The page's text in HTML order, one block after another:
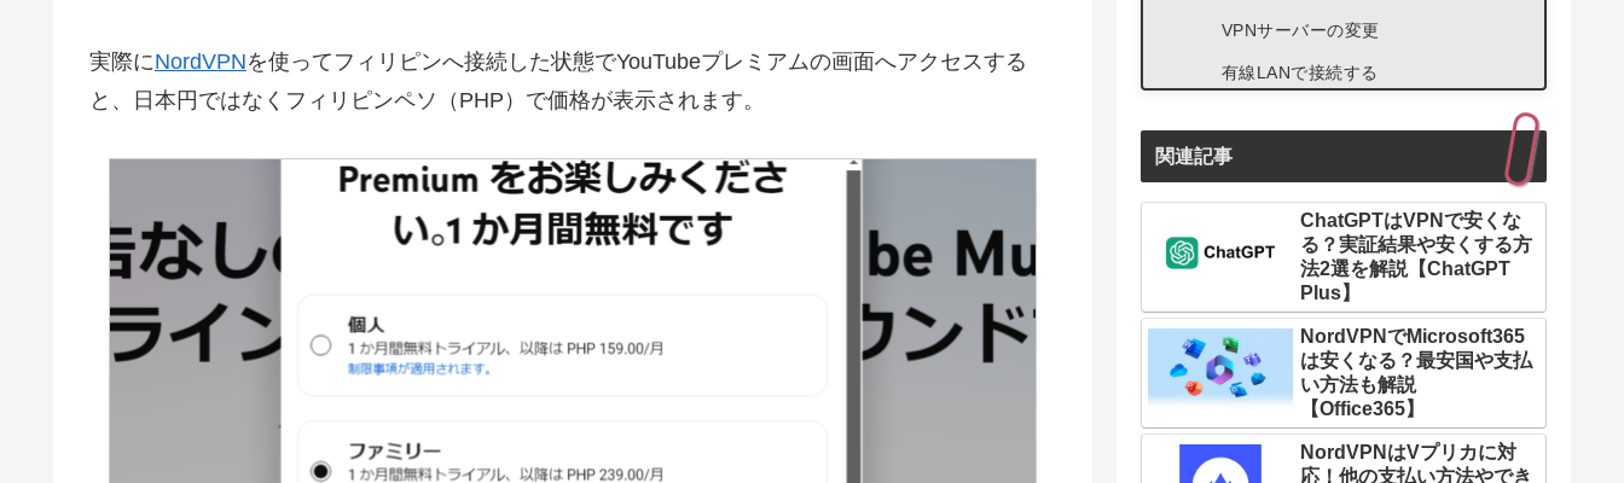
実際にNordVPNを使ってフィリピンへ接続した状態でYouTubeプレミアムの画面へアクセスする
と、日本円ではなくフィリピンペソ（PHP）で価格が表示されます。
VPNサーバーの変更
有線LANで接続する
関連記事
ChatGPTはVPNで安くな
る？実証結果や安くする方
法2選を解説【ChatGPT
Plus】
NordVPNでMicrosoft365
は安くなる？最安国や支払
い方法も解説
【Office365】
NordVPNはVプリカに対
応！他の支払い方法やでき